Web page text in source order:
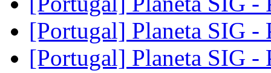
[Portugal] Planeta SIG -
[Portugal] Planeta SIG -